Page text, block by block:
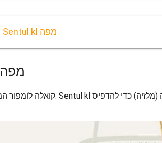
Sentul kl מפה
Sentul kl מפה